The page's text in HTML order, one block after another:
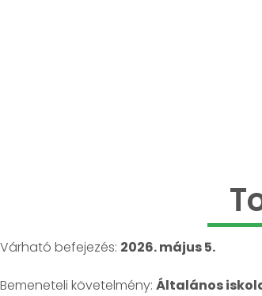
Várható befejezés: 2026. május 5.
Bemeneteli követelmény: Általános